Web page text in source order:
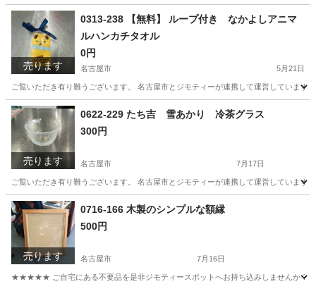
愛知 名古屋市 ソーダストリーム
売ります
0313-238 【無料】 ループ付き なかよしアニマ
ルハンカチタオル
0円
名古屋市 5月21日
ご覧いただき有り難うございます。 名古屋市とジモティーが連携して運営していま
愛知 名古屋市 服/ファッション
売ります
0622-229 たち吉 雪あかり 冷茶グラス
300円
名古屋市 7月17日
ご覧いただき有り難うございます。 名古屋市とジモティーが連携して運営してい
愛知 名古屋市 リユース
売ります
0716-166 木製のシンプルな額縁
500円
名古屋市 7月16日
★★★★★ ご自宅にある不要品を是非ジモティースポットへお持ち込みしませんか？